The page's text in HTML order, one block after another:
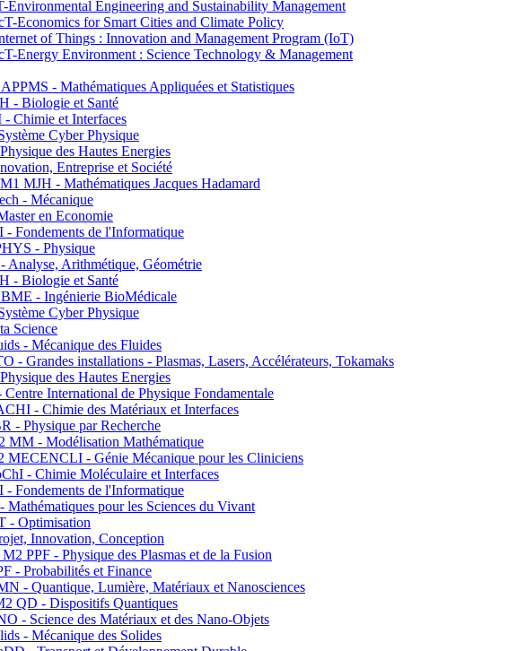
Engineering and Sustainability Management
Economics for Smart Cities and Climate Policy
of Things : Innovation and Management Program (IoT)
Energy Environment : Science Technology & Management
- Mathématiques Appliquées et Statistiques
- Biologie et Santé
Chimie et Interfaces
Cyber Physique
des Hautes Energies
Entreprise et Société
MJH - Mathématiques Jacques Hadamard
- Mécanique
en Economie
Fondements de l'Informatique
- Physique
Arithmétique, Géométrie
- Biologie et Santé
- Ingénierie BioMédicale
Cyber Physique
Science
- Mécanique des Fluides
- Grandes installations - Plasmas, Lasers, Accélérateurs, Tokamaks
des Hautes Energies
International de Physique Fondamentale
- Chimie des Matériaux et Interfaces
- Physique par Recherche
- Modélisation Mathématique
- Génie Mécanique pour les Cliniciens
- Chimie Moléculaire et Interfaces
Fondements de l'Informatique
pour les Sciences du Vivant
- Optimisation
Innovation, Conception
PPF - Physique des Plasmas et de la Fusion
- Probabilités et Finance
- Quantique, Lumière, Matériaux et Nanosciences
QD - Dispositifs Quantiques
- Science des Matériaux et des Nano-Objets
- Mécanique des Solides